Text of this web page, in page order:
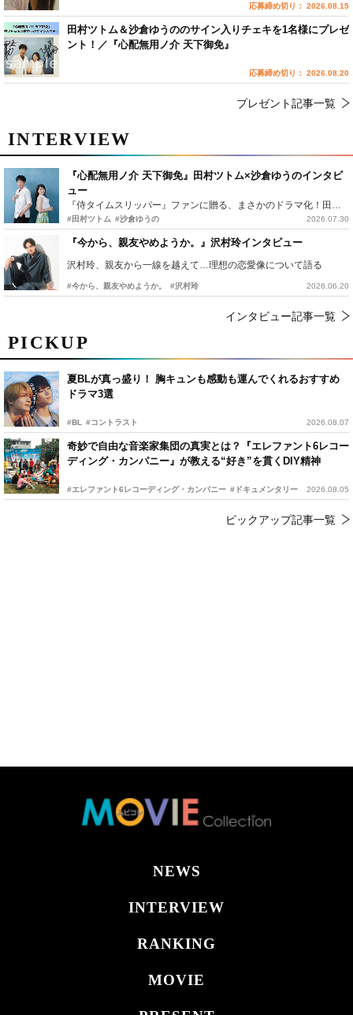
PICKUP
夏BLが真っ盛り！ 胸キュンも感動も運んでくれるおすすめ
ドラマ3選
#BL #コントラスト 2026.08.07
奇妙で自由な音楽家集団の真実とは？『エレファント6レコー
ディング・カンパニー』が教える“好き”を貫くDIY精神
#エレファント6レコーディング・カンパニー #ドキュメンタリー 2026.08.05
ピックアップ記事一覧
INTERVIEW
『心配無用ノ介 天下御免』田村ツトム×沙倉ゆうのインタビ
ュー
『侍タイムスリッパー』ファンに贈る、まさかのドラマ化！田村ツトム×沙倉ゆうのが語る『心配無用ノ介』撮影秘話
#田村ツトム #沙倉ゆうの 2026.07.30
『今から、親友やめようか。』沢村玲インタビュー
沢村玲、親友から一線を越えて…理想の恋愛像について語る
#今から、親友やめようか。 #沢村玲 2026.06.20
インタビュー記事一覧
応募締め切り： 2026.08.15
田村ツトム＆沙倉ゆうののサイン入りチェキを1名様にプレゼ
ント！／『心配無用ノ介 天下御免』
応募締め切り： 2026.08.20
プレゼント記事一覧
NEWS
INTERVIEW
RANKING
MOVIE